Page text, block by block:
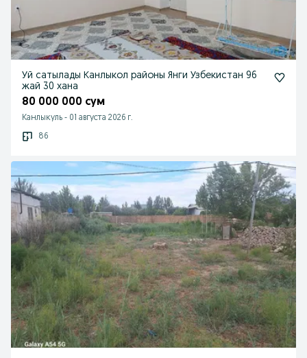
Уй сатылады Канлыкол районы Янги Узбекистан 96
жай 30 хана
80 000 000 сум
Канлыкуль - 01 августа 2026 г.
86